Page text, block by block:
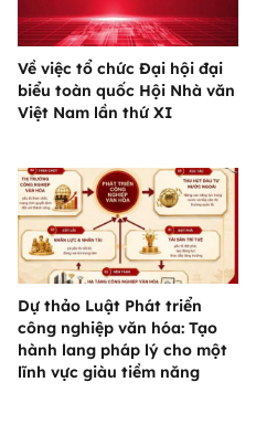
Về việc tổ chức Đại hội đại
biểu toàn quốc Hội Nhà văn
Việt Nam lần thứ XI
Dự thảo Luật Phát triển
công nghiệp văn hóa: Tạo
hành lang pháp lý cho một
lĩnh vực giàu tiềm năng